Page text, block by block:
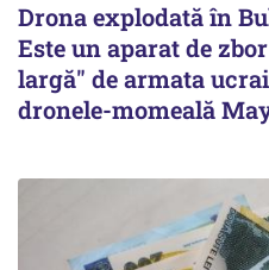
Drona explodată în
Este un aparat de
largă" de armata
dronele-momeală